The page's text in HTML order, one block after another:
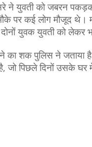
ने युवती को जबरन
पर कई लोग मौजूद थे।
युवक युवती को लेकर
का शक पुलिस ने जताया
जो पिछले दिनों उसके